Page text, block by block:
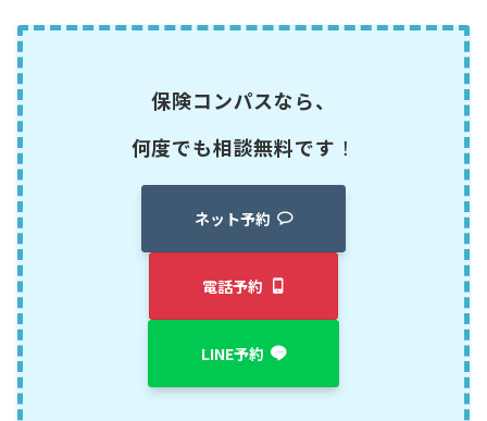
保険コンパスなら、
何度でも相談無料です ！
ネット予約
電話予約
LINE予約